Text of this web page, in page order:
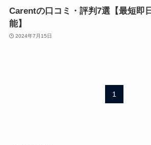
Carentの口コミ・評判7選【最短即
能】
2024年7月15日
1